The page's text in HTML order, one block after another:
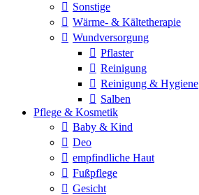
Sonstige
Wärme- & Kältetherapie
Wundversorgung
Pflaster
Reinigung
Reinigung & Hygiene
Salben
Pflege & Kosmetik
Baby & Kind
Deo
empfindliche Haut
Fußpflege
Gesicht